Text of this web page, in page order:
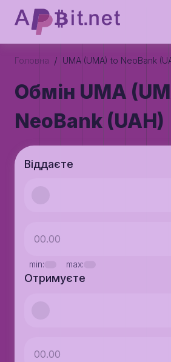
Головна / UMA (UMA) to NeoBank
Обмін UMA
NeoBank (UAH)
Віддаєте
min: max:
Отримуєте